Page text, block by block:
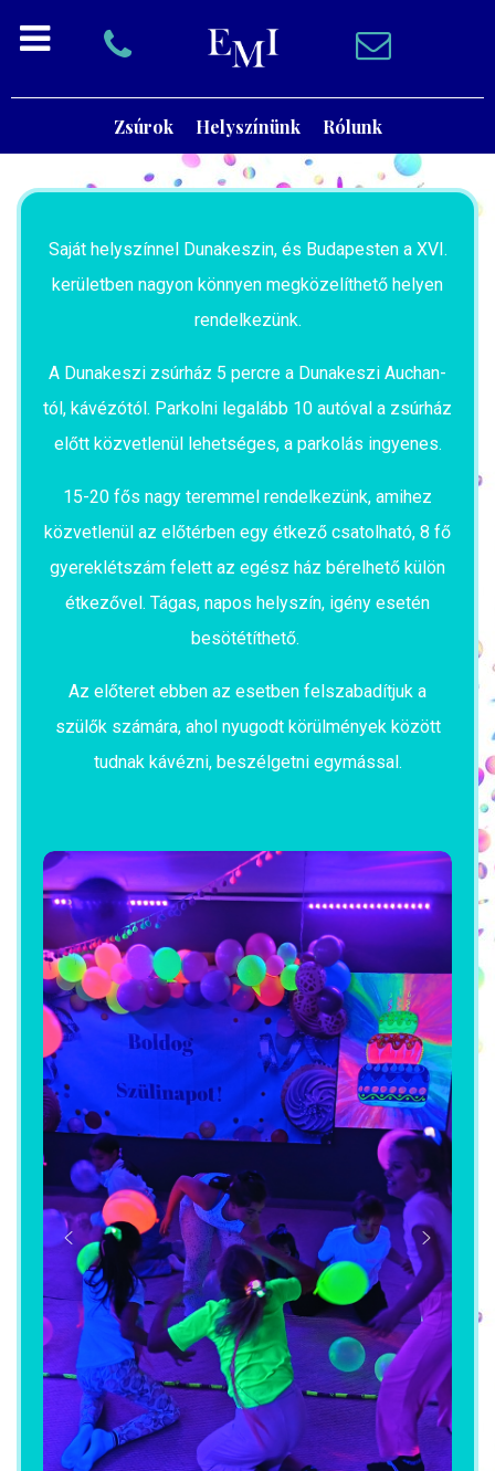
Zsúrok Helyszínünk Rólunk
Saját helyszínnel Dunakeszin, és Budapesten a XVI.
kerületben nagyon könnyen megközelíthető helyen
rendelkezünk.
A Dunakeszi zsúrház 5 percre a Dunakeszi Auchan-
tól, kávézótól. Parkolni legalább 10 autóval a zsúrház
előtt közvetlenül lehetséges, a parkolás ingyenes.
15-20 fős nagy teremmel rendelkezünk, amihez
közvetlenül az előtérben egy étkező csatolható, 8 fő
gyereklétszám felett az egész ház bérelhető külön
étkezővel. Tágas, napos helyszín, igény esetén
besötétíthető.
Az előteret ebben az esetben felszabadítjuk a
szülők számára, ahol nyugodt körülmények között
tudnak kávézni, beszélgetni egymással.